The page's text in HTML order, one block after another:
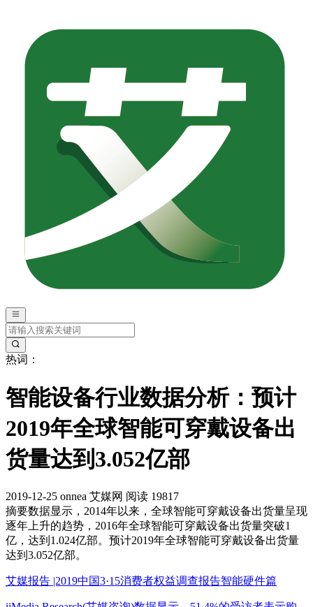
热词：
智能设备行业数据分析：预计
2019年全球智能可穿戴设备出
货量达到3.052亿部
2019-12-25 onnea 艾媒网 阅读 19817
摘要数据显示，2014年以来，全球智能可穿戴设备出货量呈现
逐年上升的趋势，2016年全球智能可穿戴设备出货量突破1
亿，达到1.024亿部。预计2019年全球智能可穿戴设备出货量
达到3.052亿部。
艾媒报告 |2019中国3·15消费者权益调查报告智能硬件篇